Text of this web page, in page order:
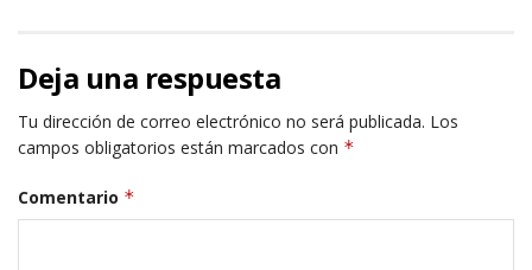
Deja una respuesta
Tu dirección de correo electrónico no será publicada. Los
campos obligatorios están marcados con *
Comentario *